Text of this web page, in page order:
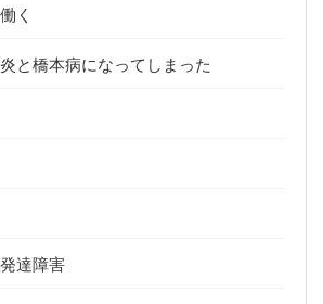
く
と橋本病になってしまった
達障害